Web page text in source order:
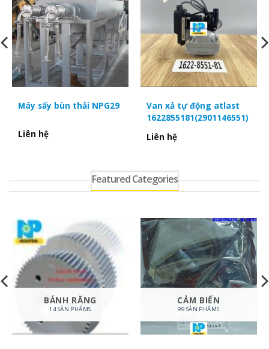
Máy sấy bùn thải NPG29
Liên hệ
Van xả tự động atlast
1622855181(2901146551)
Liên hệ
Featured Categories
BÁNH RĂNG
14 SẢN PHẨMS
CẢM BIẾN
99 SẢN PHẨMS